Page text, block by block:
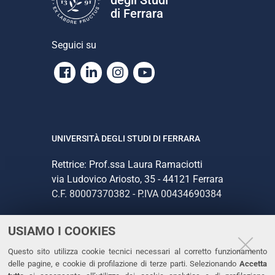
USIAMO I COOKIES
Questo sito utilizza cookie tecnici necessari al corretto funzionamento
delle pagine, e cookie di profilazione di terze parti. Selezionando Accetta
di Ferrara
Seguici su
Facebook
LinkedinInstagram
Youtube
UNIVERSITÀ DEGLI STUDI DI FERRARA
Rettrice: Prof.ssa Laura Ramaciotti
via Ludovico Ariosto, 35 - 44121 Ferrara
C.F. 80007370382 - P.IVA 00434690384
CONTATTI
Tel. +39 0532 293111
Fax. +39 0532 293031